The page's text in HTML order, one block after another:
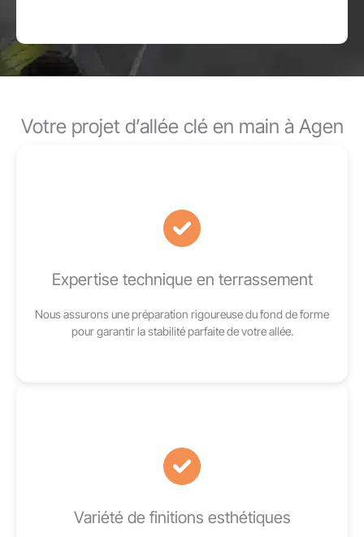
Votre projet d’allée clé en main à Agen
Expertise technique en terrassement
Nous assurons une préparation rigoureuse du fond de forme
pour garantir la stabilité parfaite de votre allée.
Variété de finitions esthétiques